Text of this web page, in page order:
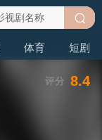
体育 短剧
搜
评分 8.4